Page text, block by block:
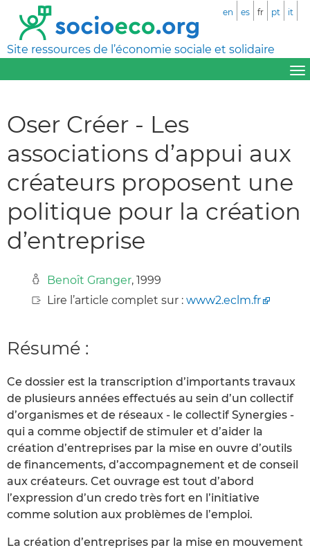
Site ressources de l’économie sociale et solidaire
en es fr pt it
Oser Créer - Les
associations d’appui aux
créateurs proposent une
politique pour la création
d’entreprise
Benoît Granger, 1999
Lire l’article complet sur : www2.eclm.fr
Résumé :
Ce dossier est la transcription d’importants travaux
de plusieurs années effectués au sein d’un collectif
d’organismes et de réseaux - le collectif Synergies -
qui a comme objectif de stimuler et d’aider la
création d’entreprises par la mise en ouvre d’outils
de financements, d’accompagnement et de conseil
aux créateurs. Cet ouvrage est tout d’abord
l’expression d’un credo très fort en l’initiative
comme solution aux problèmes de l’emploi.
La création d’entreprises par la mise en mouvement